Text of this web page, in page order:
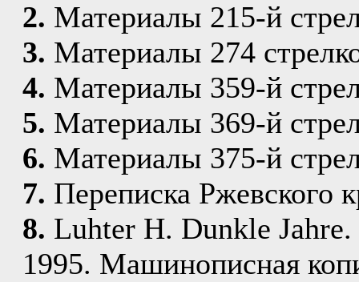
2. Материалы 215-й
3. Материалы 274
4. Материалы 359-й
5. Материалы 369-й
6. Материалы 375-й
7. Переписка Ржевского
8. Luhter H. Dunkle
1995. Машинописная